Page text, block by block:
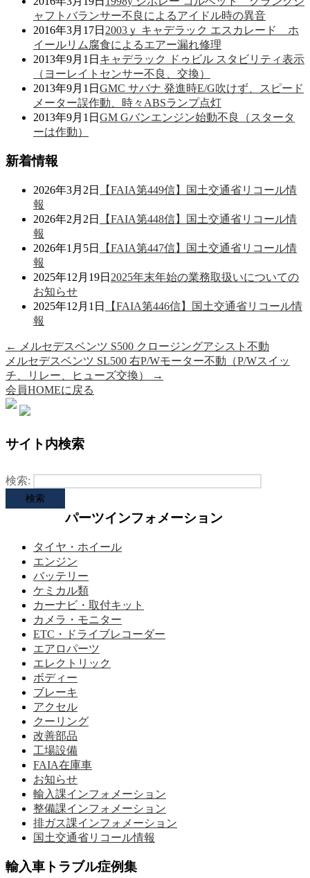
ャフトバランサー不良によるアイドル時の異音
2016年3月17日 2003ｙ キャデラック エスカレード ホ
イールリム腐食によるエアー漏れ修理
2013年9月1日 キャデラック ドゥビル スタビリティ表示
（ヨーレイトセンサー不良、交換）
2013年9月1日 GMC サバナ 発進時E/G吹けず、スピード
メーター誤作動、時々ABSランプ点灯
2013年9月1日 GM Gバンエンジン始動不良（スタータ
ーは作動）
新着情報
2026年3月2日
【FAIA第449信】国土交通省リコール情
報
2026年2月2日
【FAIA第448信】国土交通省リコール情
報
2026年1月5日
【FAIA第447信】国土交通省リコール情
報
2025年12月19日 2025年末年始の業務取扱いについての
お知らせ
2025年12月1日
【FAIA第446信】国土交通省リコール情
報
←
メルセデスベンツ S500 クロージングアシスト不動
メルセデスベンツ SL500 右P/Wモーター不動（P/Wスイッ
チ、リレー、ヒューズ交換）
→
会員HOMEに戻る
サイト内検索
検索:
パーツインフォメーション
タイヤ・ホイール
エンジン
バッテリー
ケミカル類
カーナビ・取付キット
カメラ・モニター
ETC・ドライブレコーダー
エアロパーツ
エレクトリック
ボディー
ブレーキ
アクセル
クーリング
改善部品
工場設備
FAIA在庫車
お知らせ
輸入課インフォメーション
整備課インフォメーション
排ガス課インフォメーション
国土交通省リコール情報
輸入車トラブル症例集